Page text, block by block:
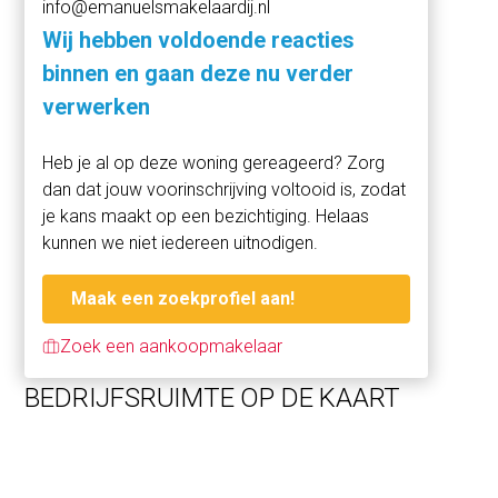
Commerciële units
Rosmarijnsteeg 10: Deze ruimte van circa 118 m² is in
gebruik als beauty salon.
Rosmarijnsteeg 12: Een horecaruimte van circa 60 m², in
gebruik als lunchroom.
gebruik als headshop.
Woonappartementen
Boven de commerciële ruimten bevinden zich zes
appartementen, variërend in grootte van 37 tot 60 m². De
woningen zijn gerenoveerd tussen 2020 en 2023 en
beschikken over moderne voorzieningen.
Eigendomssituatie
Het object is gelegen op eigen grond.
info@emanuelsmakelaardij.nl
Wij hebben voldoende reacties
binnen en gaan deze nu verder
verwerken
Heb je al op deze woning gereageerd? Zorg
dan dat jouw voorinschrijving voltooid is, zodat
je kans maakt op een bezichtiging. Helaas
kunnen we niet iedereen uitnodigen.
Maak een zoekprofiel aan!
Zoek een aankoopmakelaar
BEDRIJFSRUIMTE OP DE KAART